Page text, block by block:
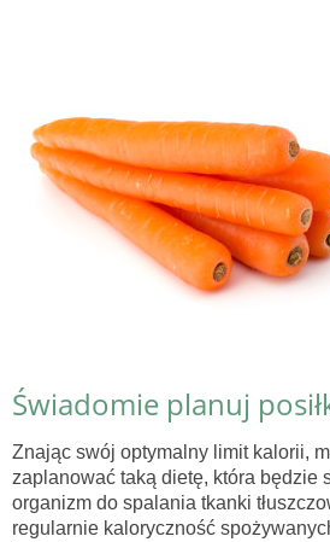
Świadomie planuj
Znając swój optymalny limit kalorii,
zaplanować taką dietę, która będzie
organizm do spalania tkanki
regularnie kaloryczność